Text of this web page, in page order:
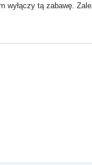
wyłączy tą zabawę.